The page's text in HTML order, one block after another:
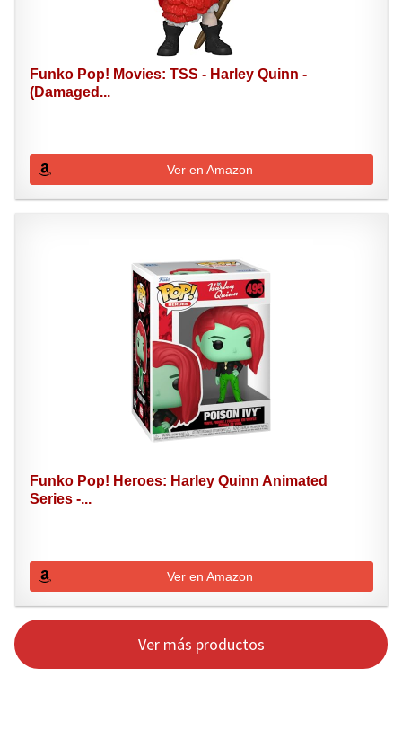
Funko Pop! Movies: TSS - Harley Quinn -
(Damaged...
Ver en Amazon
Funko Pop! Heroes: Harley Quinn Animated
Series -...
Ver en Amazon
Ver más productos